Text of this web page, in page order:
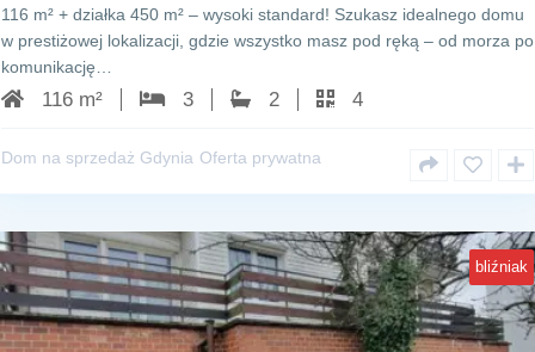
116 m² + działka 450 m² – wysoki standard! Szukasz idealnego domu
w prestiżowej lokalizacji, gdzie wszystko masz pod ręką – od morza po
komunikację…
116 m² 3 2 4
Dom na sprzedaż Gdynia Oferta prywatna
bliźniak